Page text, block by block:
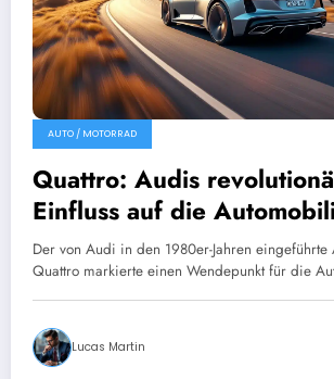
AUTO / MOTORRAD
Quattro: Audis
Einfluss auf die
Der von Audi in den 1980er-Jahren
Quattro markierte einen Wendepunkt für die
Lucas Martin